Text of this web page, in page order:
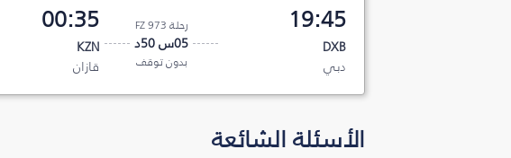
19:45
DXB
دبي
رحلة FZ 973
05س 50د
بدون توقف
00:35
KZN
قازان
الأسئلة الشائعة